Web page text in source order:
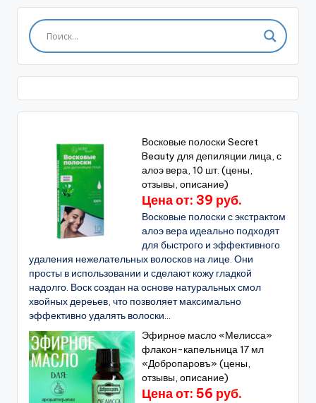
Восковые полоски Secret
Beauty для депиляции лица, с
алоэ вера, 10 шт. (цены,
отзывы, описание)
Цена от: 39 руб.
Восковые полоски с экстрактом
алоэ вера идеально подходят
для быстрого и эффективного
удаления нежелательных волосков на лице. Они
просты в использовании и сделают кожу гладкой
надолго. Воск создан на основе натуральных смол
хвойных дереьев, что позволяет максимально
эффективно удалять волоски...
Эфирное масло «Мелисса»
флакон-капельница 17 мл
«Добропаровъ» (цены,
отзывы, описание)
Цена от: 56 руб.